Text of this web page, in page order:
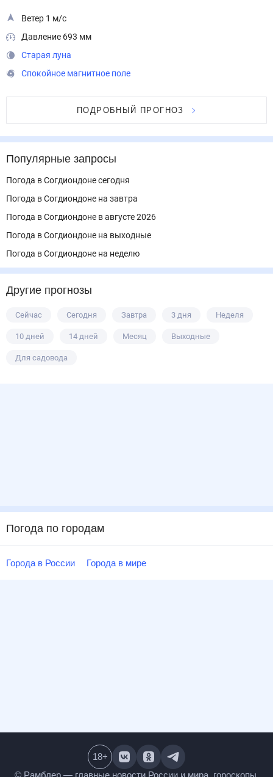
Ветер 1 м/с
Давление 693 мм
Старая луна
Спокойное магнитное поле
ПОДРОБНЫЙ ПРОГНОЗ
Популярные запросы
Погода в Согдиондоне сегодня
Погода в Согдиондоне на завтра
Погода в Согдиондоне в августе 2026
Погода в Согдиондоне на выходные
Погода в Согдиондоне на неделю
Другие прогнозы
Сейчас Сегодня Завтра 3 дня Неделя
10 дней 14 дней Месяц Выходные
Для садовода
Погода по городам
Города в России Города в мире
18+